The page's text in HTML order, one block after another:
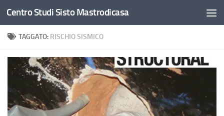
Salta al contenuto
Centro Studi Sisto Mastrodicasa
TAGGATO: RISCHIO SISMICO